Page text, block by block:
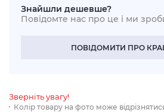
Знайшли дешевше?
Повідомте нас про це і ми
ПОВІДОМИТИ ПРО
Зверніть увагу!
Колір товару на фото може